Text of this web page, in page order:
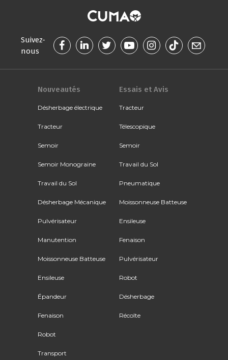
Suivez-
nous
Nouveautés
Désherbage électrique
Tracteur
Semoir
Semoir Monograine
Travail du Sol
Désherbage Mécanique
Pulvérisateur
Manutention
Moissonneuse Batteuse
Ensileuse
Épandeur
Fenaison
Robot
Transport
Essais et Avis
Tracteur
Télescopique
Semoir
Travail du Sol
Pneumatique
Moissonneuse Batteuse
Ensileuse
Fenaison
Pulvérisateur
Robot
Désherbage
Récolte